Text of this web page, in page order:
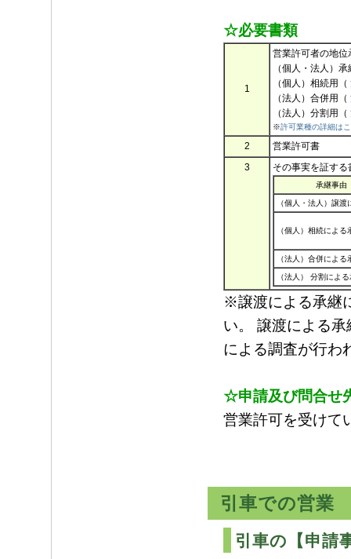
☆必要書類
1
営業許可者の地位
（個人・法人）
（個人）相続用（
（法人）合併用（
（法人）分割用（
※許可業種の詳細は
2
営業許可書
3
その事実を証する
承継事由
（個人・法人）譲渡
（個人）相続による
（法人）合併による
（法人） 分割によ
※譲渡による承継
い。 譲渡による
による調査が行わ
☆申請及び問合せ
営業許可を受けて
引車での営業
引車の【申請